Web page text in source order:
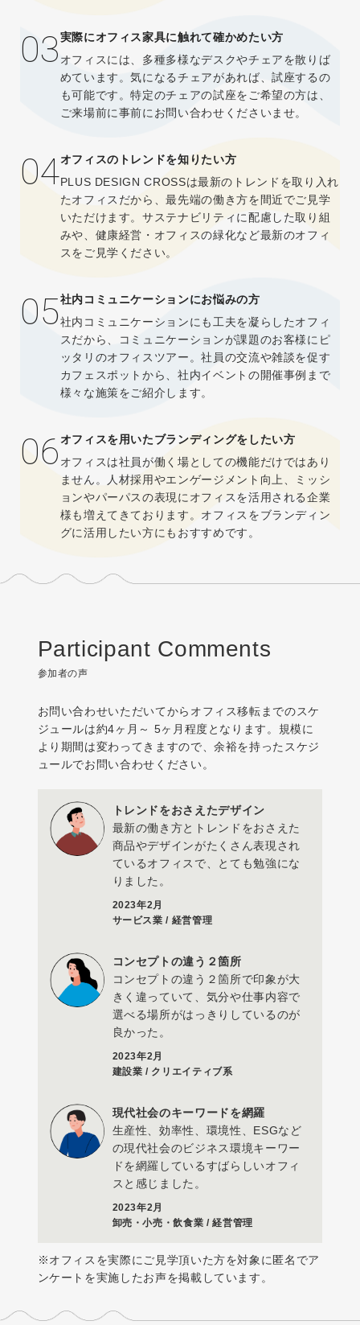
03実際にオフィス家具に触れて確かめたい方
オフィスには、多種多様なデスクやチェアを散りば
めています。気になるチェアがあれば、試座するの
も可能です。特定のチェアの試座をご希望の方は、
ご来場前に事前にお問い合わせくださいませ。
04オフィスのトレンドを知りたい方
PLUS DESIGN CROSSは最新のトレンドを取り入れ
たオフィスだから、最先端の働き方を間近でご見学
いただけます。サステナビリティに配慮した取り組
みや、健康経営・オフィスの緑化など最新のオフィ
スをご見学ください。
05社内コミュニケーションにお悩みの方
社内コミュニケーションにも工夫を凝らしたオフィ
スだから、コミュニケーションが課題のお客様にピ
ッタリのオフィスツアー。社員の交流や雑談を促す
カフェスポットから、社内イベントの開催事例まで
様々な施策をご紹介します。
06オフィスを用いたブランディングをしたい方
オフィスは社員が働く場としての機能だけではあり
ません。人材採用やエンゲージメント向上、ミッシ
ョンやパーパスの表現にオフィスを活用される企業
様も増えてきております。オフィスをブランディン
グに活用したい方にもおすすめです。
Participant Comments
参加者の声
お問い合わせいただいてからオフィス移転までのスケ
ジュールは約4ヶ月～ 5ヶ月程度となります。規模に
より期間は変わってきますので、余裕を持ったスケジ
ュールでお問い合わせください。
トレンドをおさえたデザイン
最新の働き方とトレンドをおさえた
商品やデザインがたくさん表現され
ているオフィスで、とても勉強にな
りました。
2023年2月
サービス業 / 経営管理
コンセプトの違う２箇所
コンセプトの違う２箇所で印象が大
きく違っていて、気分や仕事内容で
選べる場所がはっきりしているのが
良かった。
2023年2月
建設業 / クリエイティブ系
現代社会のキーワードを網羅
生産性、効率性、環境性、ESGなど
の現代社会のビジネス環境キーワー
ドを網羅しているすばらしいオフィ
スと感じました。
2023年2月
卸売・小売・飲食業 / 経営管理
※オフィスを実際にご見学頂いた方を対象に匿名でア
ンケートを実施したお声を掲載しています。